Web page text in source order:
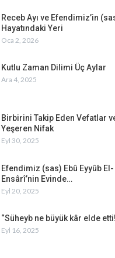
Receb Ayı ve Efendimiz’in
Hayatındaki Yeri
Oca 2, 2026
Kutlu Zaman Dilimi Üç Aylar
Ara 4, 2025
Birbirini Takip Eden Vefatlar
Yeşeren Nifak
Eyl 30, 2025
Efendimiz (sas) Ebû Eyyûb El-
Ensârî’nin Evinde…
Eyl 20, 2025
“Süheyb ne büyük kâr elde
Eyl 16, 2025